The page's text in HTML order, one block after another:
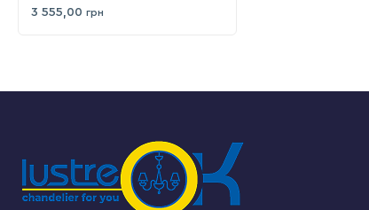
3 555,00 грн